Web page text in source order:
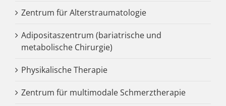
Zentrum für Alterstraumatologie
Adipositaszentrum (bariatrische und
metabolische Chirurgie)
Physikalische Therapie
Zentrum für multimodale Schmerztherapie